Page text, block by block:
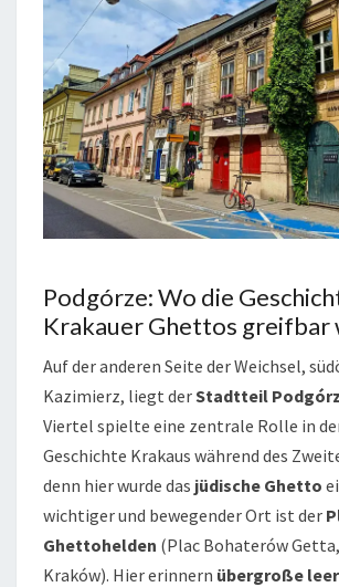
Podgórze: Wo die
Krakauer Ghettos greifbar
Auf der anderen Seite der Weichsel,
Kazimierz, liegt derStadtteil
Viertel spielte eine zentrale Rolle in
Geschichte Krakaus während des
denn hier wurde das jüdische Ghetto
wichtiger und bewegender Ort ist der
Ghettohelden (Plac Bohaterów
Kraków). Hier erinnern übergroße